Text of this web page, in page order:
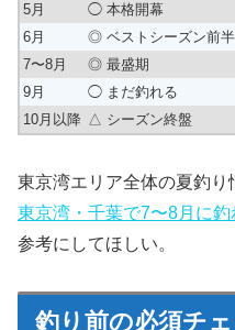
5月
◯ 本格開幕
6月
◎ ベストシーズン前半
7〜8月
◎ 最盛期
9月
◯ まだ釣れる
10月以降 △ シーズン終盤
東京湾エリア全体の夏釣り
東京湾・千葉で7〜8月に
参考にしてほしい。
釣り前の必須チ